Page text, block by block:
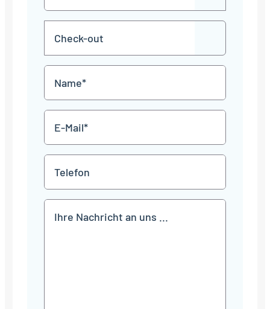
inPunkt
MM
JJJJ
TT
Punkt
MM
JJJJ
Mail
*